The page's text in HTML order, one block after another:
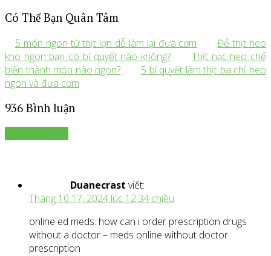
Có Thể Bạn Quân Tâm
5 món ngon từ thịt lợn dễ làm lại đưa cơm
Để thịt heo
kho ngon bạn có bí quyết nào không?
Thịt nạc heo chế
biến thành món nào ngon?
5 bí quyết làm thịt ba chỉ heo
ngon và đưa cơm
936 Bình luận
Duanecrast viết:
Tháng 10 17, 2024 lúc 12:34 chiều
online ed meds: how can i order prescription drugs
without a doctor – meds online without doctor
prescription